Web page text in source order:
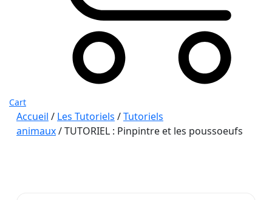
Cart
Accueil / Les Tutoriels /Tutoriels
animaux/ TUTORIEL : Pinpintre et les poussoeufs